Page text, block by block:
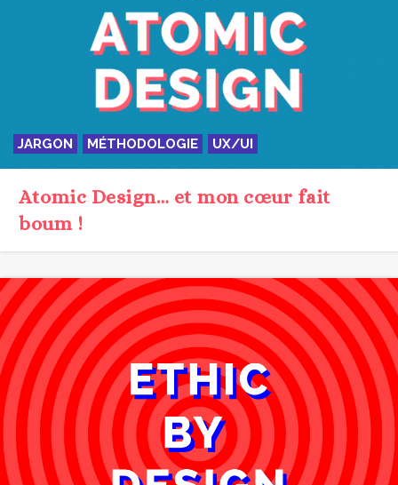
JARGON MÉTHODOLOGIE UX/UI
Atomic Design… et mon cœur fait
boum !